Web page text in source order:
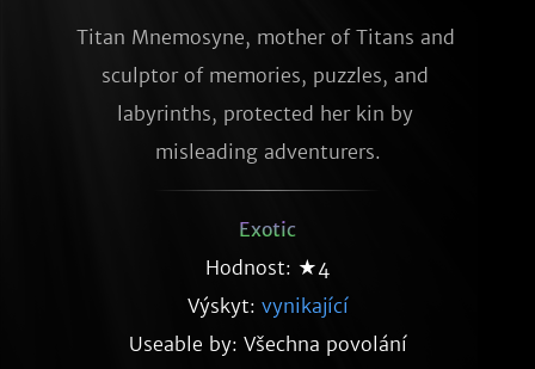
Titan Mnemosyne, mother of Titans and
sculptor of memories, puzzles, and
labyrinths, protected her kin by
misleading adventurers.
Exotic
Hodnost: ★4
Výskyt: vynikající
Useable by: Všechna povolání